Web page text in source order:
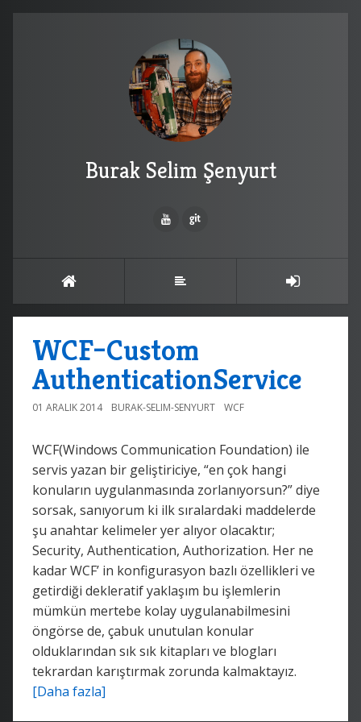
Burak Selim Şenyurt
WCF–Custom
AuthenticationService
01 ARALIK 2014 BURAK-SELIM-SENYURT WCF
WCF(Windows Communication Foundation) ile
servis yazan bir geliştiriciye, “en çok hangi
konuların uygulanmasında zorlanıyorsun?” diye
sorsak, sanıyorum ki ilk sıralardaki maddelerde
şu anahtar kelimeler yer alıyor olacaktır;
Security, Authentication, Authorization. Her ne
kadar WCF’ in konfigurasyon bazlı özellikleri ve
getirdiği dekleratif yaklaşım bu işlemlerin
mümkün mertebe kolay uygulanabilmesini
öngörse de, çabuk unutulan konular
olduklarından sık sık kitapları ve blogları
tekrardan karıştırmak zorunda kalmaktayız.
[Daha fazla]